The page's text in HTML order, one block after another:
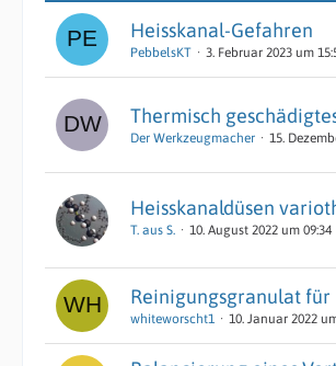
Heisskanal-Gefahren
PebbelsKT 3. Februar 2023 um
Thermisch
Der Werkzeugmacher 15.
Heisskanaldüsen
T. aus S. 10. August 2022 um 09:34
Reinigungsgranulat für
whiteworscht1 10. Januar 2022